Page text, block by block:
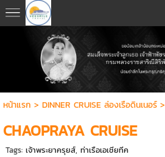
หน้าแรก > DINNER CRUISE ล่องเรือดินเนอร์>
CHAOPRAYA CRUISE
Tags: เจ้าพระยาครุยส์, ท่าเรือเอเชียทีค